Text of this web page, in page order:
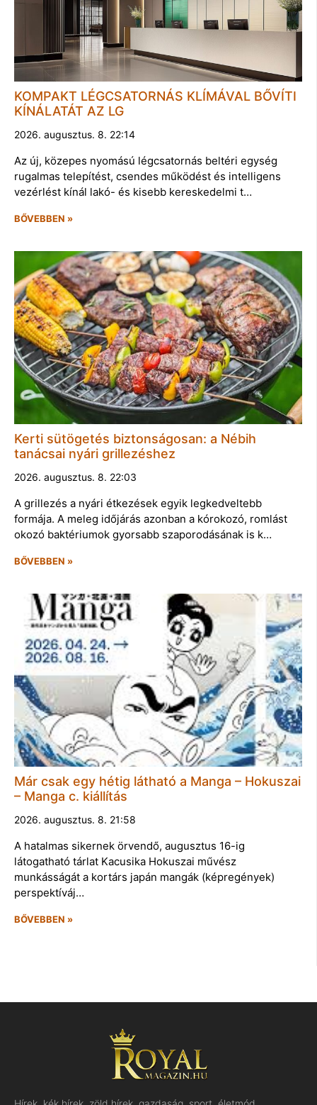
KOMPAKT LÉGCSATORNÁS KLÍMÁVAL BŐVÍTI
KÍNÁLATÁT AZ LG
2026. augusztus. 8. 22:14
Az új, közepes nyomású légcsatornás beltéri egység
rugalmas telepítést, csendes működést és intelligens
vezérlést kínál lakó- és kisebb kereskedelmi t…
BŐVEBBEN »
Kerti sütögetés biztonságosan: a Nébih
tanácsai nyári grillezéshez
2026. augusztus. 8. 22:03
A grillezés a nyári étkezések egyik legkedveltebb
formája. A meleg időjárás azonban a kórokozó, romlást
okozó baktériumok gyorsabb szaporodásának is k…
BŐVEBBEN »
Már csak egy hétig látható a Manga – Hokuszai
– Manga c. kiállítás
2026. augusztus. 8. 21:58
A hatalmas sikernek örvendő, augusztus 16-ig
látogatható tárlat Kacusika Hokuszai művész
munkásságát a kortárs japán mangák (képregények)
perspektíváj…
BŐVEBBEN »